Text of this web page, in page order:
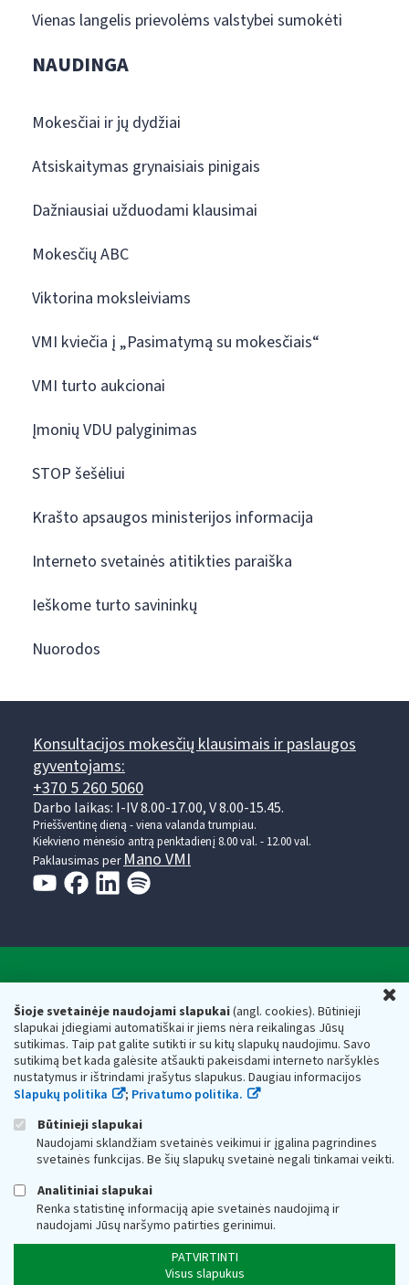
Šioje svetainėje naudojami slapukai(angl. cookies). Būtinieji
slapukai įdiegiami automatiškai ir jiems nėra reikalingas Jūsų
sutikimas. Taip pat galite sutikti ir su kitų slapukų naudojimu. Savo
sutikimą bet kada galėsite atšaukti pakeisdami interneto naršyklės
nustatymus ir ištrindami įrašytus slapukus. Daugiau informacijos
Slapukų politika
; Privatumo politika.
Būtinieji slapukai
Naudojami sklandžiam svetainės veikimui ir įgalina pagrindines
svetainės funkcijas. Be šių slapukų svetainė negali tinkamai veikti.
Analitiniai slapukai
Renka statistinę informaciją apie svetainės naudojimą ir
naudojami Jūsų naršymo patirties gerinimui.
PATVIRTINTI
Visus slapukus
Vienas langelis prievolėms valstybei sumokėti
NAUDINGA
Mokesčiai ir jų dydžiai
Atsiskaitymas grynaisiais pinigais
Dažniausiai užduodami klausimai
Mokesčių ABC
Viktorina moksleiviams
VMI kviečia į „Pasimatymą su mokesčiais“
VMI turto aukcionai
Įmonių VDU palyginimas
STOP šešėliui
Krašto apsaugos ministerijos informacija
Interneto svetainės atitikties paraiška
Ieškome turto savininkų
Nuorodos
Konsultacijos mokesčių klausimais ir paslaugos
gyventojams:
+370 5 260 5060
Darbo laikas: I-IV 8.00-17.00, V 8.00-15.45.
Prieššventinę dieną - viena valanda trumpiau.
Kiekvieno mėnesio antrą penktadienį 8.00 val. - 12.00 val.
Paklausimas per Mano VMI
Respublikos finansų ministerijos
Biudžetinė įstaiga. Juridinio asmens kodas — 188659752,
adresas: Vasario 16-osios g. 14, 01107 Vilnius, Lietuva, el.paštas:
vmi@vmi.lt, E. pristatymo dėžutės adresas 188659752
Duomenys apie Valstybinę mokesčių inspekciją prie Lietuvos
Respublikos finansų ministerijos kaupiami ir saugomi Juridinių